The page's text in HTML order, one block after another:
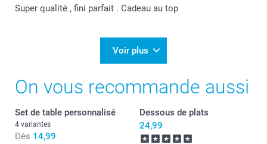
Super qualité , fini parfait . Cadeau au top
Voir plus
On vous recommande aussi
Set de table personnalisé
4 variantes
Dès 14,99
Dessous de plats
24,99